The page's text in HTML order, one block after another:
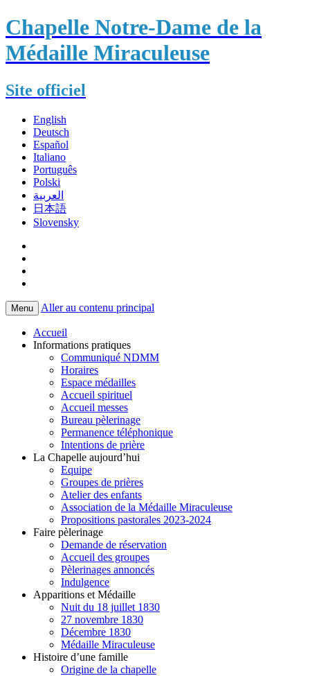
Chapelle Notre-Dame de la
Médaille Miraculeuse
Site officiel
English
Deutsch
Español
Italiano
Português
Polski
العربية
日本語
Slovensky
Menu Aller au contenu principal
Accueil
Informations pratiques
Communiqué NDMM
Horaires
Espace médailles
Accueil spirituel
Accueil messes
Bureau pèlerinage
Permanence téléphonique
Intentions de prière
La Chapelle aujourd’hui
Equipe
Groupes de prières
Atelier des enfants
Association de la Médaille Miraculeuse
Propositions pastorales 2023-2024
Faire pèlerinage
Demande de réservation
Accueil des groupes
Pèlerinages annoncés
Indulgence
Apparitions et Médaille
Nuit du 18 juillet 1830
27 novembre 1830
Décembre 1830
Médaille Miraculeuse
Histoire d’une famille
Origine de la chapelle